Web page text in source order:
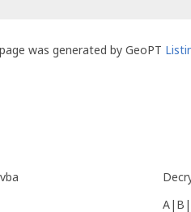
was generated by GeoPT